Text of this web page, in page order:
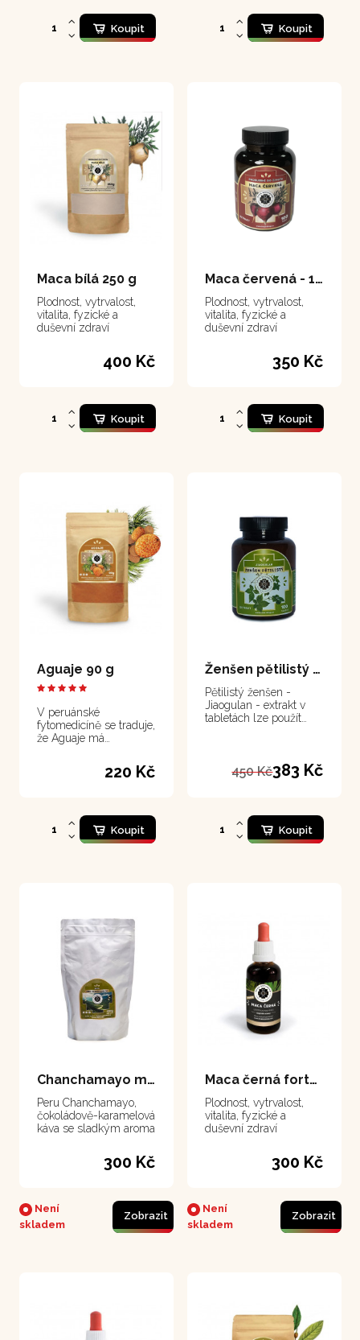
Koupit Koupit
Maca bílá 250 g
Plodnost, vytrvalost,
vitalita, fyzické a
duševní zdraví
400 Kč
Koupit
Maca červená - 100 kapslí
Plodnost, vytrvalost,
vitalita, fyzické a
duševní zdraví
350 Kč
Koupit
Aguaje 90 g
V peruánské
fytomedicíně se traduje,
že Aguaje má
220 Kč
Koupit
Ženšen pětilistý - tablety 100 tablet
Pětilistý ženšen -
Jiaogulan - extrakt v
tabletách lze použít
škodlivými vlivy.
450 Kč383 Kč
Koupit
Chanchamayo mletá - peruánská káva 250 g
Peru Chanchamayo,
čokoládově-karamelová
káva se sladkým aroma
300 Kč
Není
skladem
Zobrazit
Maca černá forte - extrakt 50 ml
Plodnost, vytrvalost,
vitalita, fyzické a
duševní zdraví
300 Kč
Není
skladem
Zobrazit